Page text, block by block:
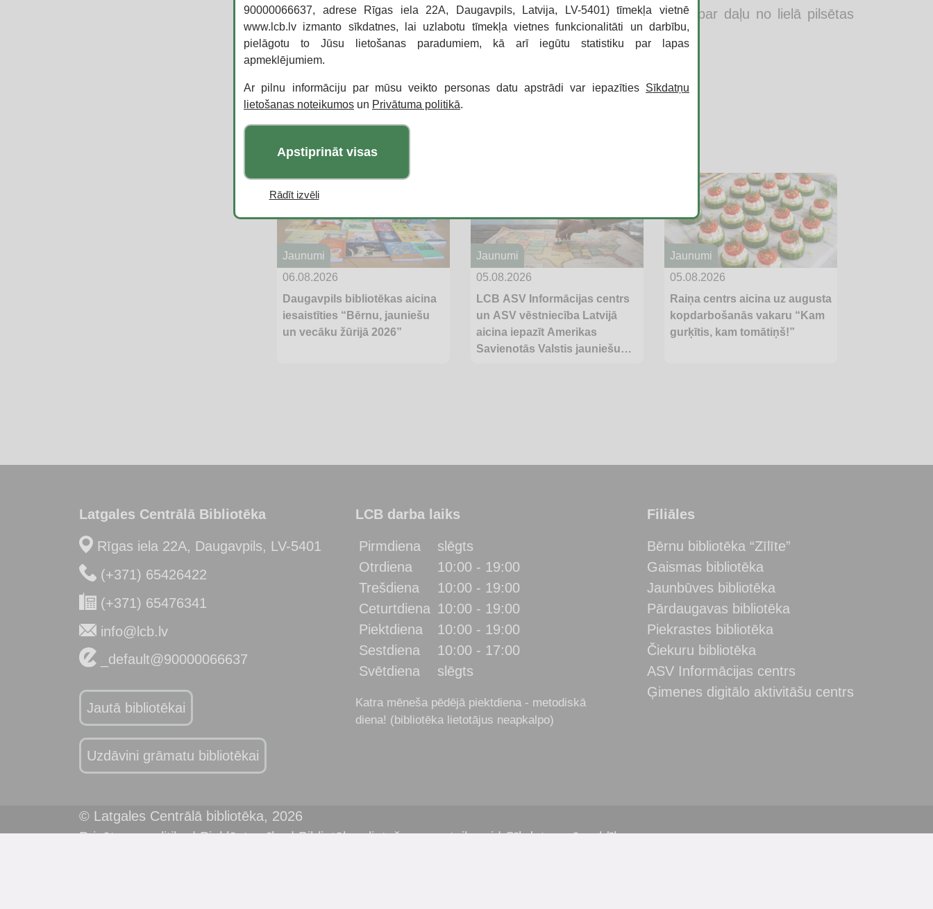
Daugavpili veido ne tikai nami un ielas, to pilnveido cilvēki. Kļūsti par daļu no lielā pilsētas
stāsta!
Informāciju sagatavoja:
Latgales Centrālā bibliotēka
65476344
Citi jaunumi
Jaunumi
06.08.2026
Daugavpils bibliotēkas aicina
iesaistīties “Bērnu, jauniešu
un vecāku žūrijā 2026”
Jaunumi
05.08.2026
LCB ASV Informācijas centrs
un ASV vēstniecība Latvijā
aicina iepazīt Amerikas
Savienotās Valstis jauniešu
Jaunumi
05.08.2026
Raiņa centrs aicina uz augusta
kopdarbošanās vakaru “Kam
gurķītis, kam tomātiņš!”
Latgales Centrālā Bibliotēka
Rīgas iela 22A, Daugavpils, LV-5401
(+371) 65426422
(+371) 65476341
info@lcb.lv
_default@90000066637
Jautā bibliotēkai
Uzdāvini grāmatu bibliotēkai
LCB darba laiks
Pirmdiena
slēgts
Otrdiena
10:00 - 19:00
Trešdiena
10:00 - 19:00
Ceturtdiena 10:00 - 19:00
Piektdiena
10:00 - 19:00
Sestdiena
10:00 - 17:00
Svētdiena
slēgts
Katra mēneša pēdējā piektdiena - metodiskā
diena! (bibliotēka lietotājus neapkalpo)
Filiāles
Bērnu bibliotēka “Zīlīte”
Gaismas bibliotēka
Jaunbūves bibliotēka
Pārdaugavas bibliotēka
Piekrastes bibliotēka
Čiekuru bibliotēka
ASV Informācijas centrs
Ģimenes digitālo aktivitāšu centrs
© Latgales Centrālā bibliotēka, 2026
Privātuma politika |Piekļūstamība |Bibliotēkas lietošanas noteikumi |Sīkdatņu pārvaldība
90000066637, adrese Rīgas iela 22A, Daugavpils, Latvija, LV-5401) tīmekļa vietnē
www.lcb.lv izmanto sīkdatnes, lai uzlabotu tīmekļa vietnes funkcionalitāti un darbību,
pielāgotu to Jūsu lietošanas paradumiem, kā arī iegūtu statistiku par lapas
apmeklējumiem.
Ar pilnu informāciju par mūsu veikto personas datu apstrādi var iepazīties Sīkdatņu
lietošanas noteikumos un Privātuma politikā.
Apstiprināt visas
Rādīt izvēli